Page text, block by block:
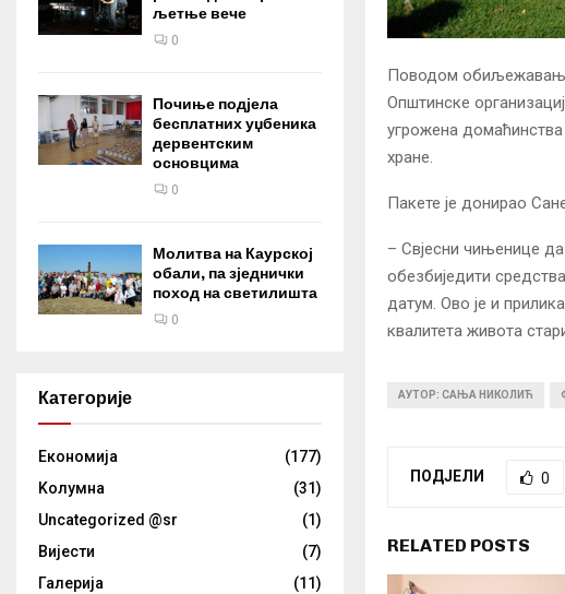
Поводом обиљежавања
Општинске
угрожена
хране.
Пакете је донирао
– Свјесни чињенице
обезбиједити
датум. Ово је и
квалитета живота
АУТОР: САЊА НИКОЛИЋ
ПОДЈЕЛИ 0
RELATED POSTS
љетње вече
0
Почиње подјела
бесплатних уџбеника
дервентским
основцима
0
Молитва на Каурској
обали, па зједнички
поход на светилишта
0
Категорије
Eкономија
(177)
Kолумнa
(31)
Uncategorized @sr
(1)
Вијести
(7)
Галерија
(11)